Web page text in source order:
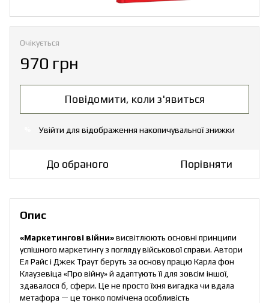
Очікується
970 грн
Повідомити, коли з'явиться
Увійти для відображення накопичувальної знижки
До обраного Порівняти
Опис
«Маркетингові війни»висвітлюють основні принципи
успішного маркетингу з погляду військової справи. Автори
Ел Райс і Джек Траут беруть за основу працю Карла фон
Клаузевіца «Про війну» й адаптують її для зовсім іншої,
здавалося б, сфери. Це не просто їхня вигадка чи вдала
метафора — це тонко помічена особливість